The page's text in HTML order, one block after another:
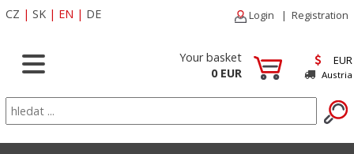
CZ | SK | EN | DE Login | Registration
Your basket
0 EUR
EUR
Austria